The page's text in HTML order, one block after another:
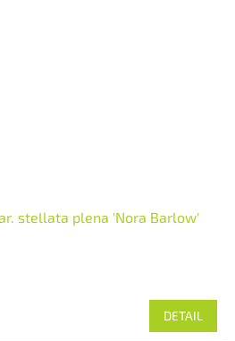
stellata plena 'Nora Barlow'
DETAIL